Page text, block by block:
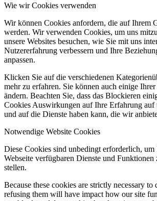
Wie wir Cookies verwenden
Wir können Cookies anfordern, die auf Ihrem
werden. Wir verwenden Cookies, um uns
unsere Websites besuchen, wie Sie mit uns
Nutzererfahrung verbessern und Ihre
anpassen.
Klicken Sie auf die verschiedenen
mehr zu erfahren. Sie können auch einige
ändern. Beachten Sie, dass das Blockieren
Cookies Auswirkungen auf Ihre Erfahrung auf
und auf die Dienste haben kann, die wir
Notwendige Website Cookies
Diese Cookies sind unbedingt erforderlich, um
Webseite verfügbaren Dienste und Funktionen
stellen.
Because these cookies are strictly necessary to
refusing them will have impact how our site